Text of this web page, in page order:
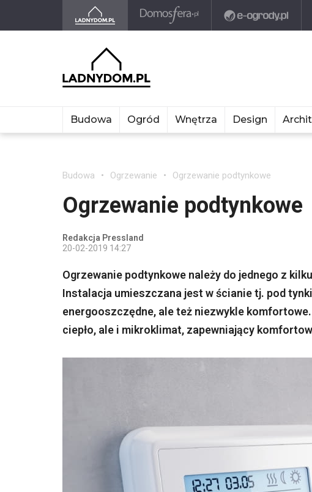
Budowa Ogród Wnętrza Design
Budowa Ogrzewanie Ogrzewanie podtynkowe
Ogrzewanie podtynkowe
Redakcja Pressland
20-02-2019 14:27
Ogrzewanie podtynkowe należy do jednego z
Instalacja umieszczana jest w ścianie tj. pod
energooszczędne, ale też niezwykle
ciepło, ale i mikroklimat, zapewniający